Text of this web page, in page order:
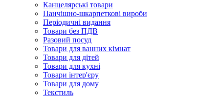
Канцелярські товари
Панчішно-шкарпеткові вироби
Періодичні видання
Товари без ПДВ
Разовий посуд
Товари для ванних кімнат
Товари для дітей
Товари для кухні
Товари інтер'єру
Товари для дому
Текстиль